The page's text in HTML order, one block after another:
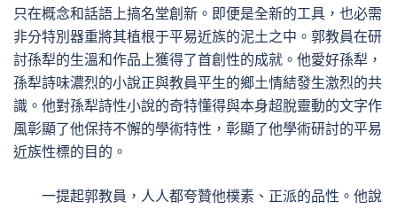
只在概念和話語上搞名堂創新。即便是全新的工具，也必需
非分特別器重將其植根于平易近族的泥土之中。郭教員在研
討孫犁的生溫和作品上獲得了首創性的成就。他愛好孫犁，
孫犁詩味濃烈的小說正與教員平生的鄉土情結發生激烈的共
識。他對孫犁詩性小說的奇特懂得與本身超脫靈動的文字作
風彰顯了他保持不懈的學術特性，彰顯了他學術研討的平易
近族性標的目的。
一提起郭教員，人人都夸贊他樸素、正派的品性。他說